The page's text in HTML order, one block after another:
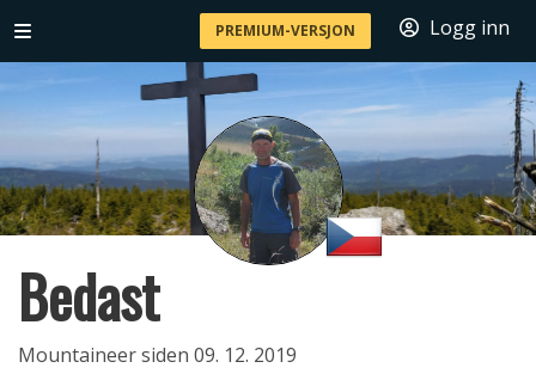
PREMIUM-VERSJON Logg inn
Bedast
Mountaineer siden 09. 12. 2019